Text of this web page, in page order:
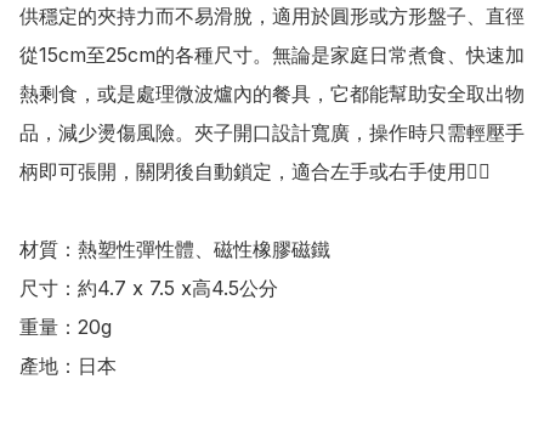
供穩定的夾持力而不易滑脫，適用於圓形或方形盤子、直徑
從15cm至25cm的各種尺寸。無論是家庭日常煮食、快速加
熱剩食，或是處理微波爐內的餐具，它都能幫助安全取出物
品，減少燙傷風險。夾子開口設計寬廣，操作時只需輕壓手
柄即可張開，關閉後自動鎖定，適合左手或右手使用👍🏻
材質：熱塑性彈性體、磁性橡膠磁鐵
尺寸：約4.7 x 7.5 x高4.5公分
重量：20g
產地：日本